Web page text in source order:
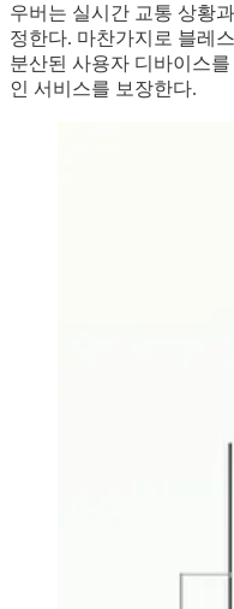
우버는 실시간 교통 상황
정한다. 마찬가지로 블레
분산된 사용자 디바이스
인 서비스를 보장한다.